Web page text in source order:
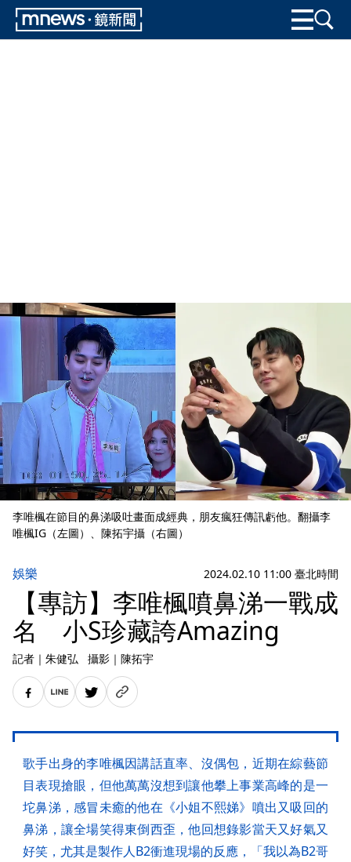
李唯楓在節目的鼻涕吸吐畫面成經典，朋友瘋狂傳訊虧他。翻攝李
唯楓IG（左圖）、陳拓宇攝（右圖）
娛樂 2024.02.10 11:00 臺北時間
【專訪】李唯楓噴鼻涕一戰成
名 小S珍藏誇Amazing
記者 ｜ 朱健弘 攝影 ｜ 陳拓宇
歌手出身的李唯楓因講話直率、沒偶包，近期在綜藝節
目表現搶眼，但他萬萬沒想到讓他攀上事業高峰的是一
坨鼻涕，感冒未癒的他在《小姐不熙娣》噴出又吸回的
鼻涕，讓全場笑得東倒西歪，他回想錄影當天又好氣又
好笑，尤其是製作人B2衝進現場的反應 ，「我以為B2哥